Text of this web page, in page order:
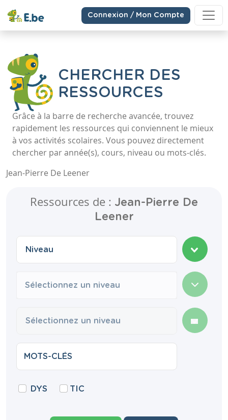
Connexion / Mon Compte
CHERCHER DES
RESSOURCES
Grâce à la barre de recherche avancée, trouvez
rapidement les ressources qui conviennent le mieux
à vos activités scolaires. Vous pouvez directement
chercher par année(s), cours, niveau ou mots-clés.
Jean-Pierre De Leener
Ressources de : Jean-Pierre De
Leener
Sélectionnez un niveau
DYS TIC